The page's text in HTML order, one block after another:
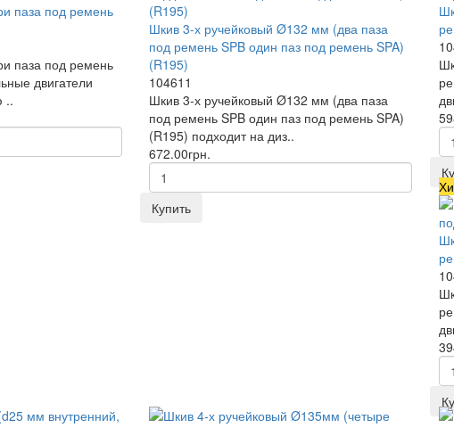
паза под ремень
паза под ремень
двигатели
..
Шкив 3-х ручейковый Ø132 мм (два паза
под ремень SPB один паз под ремень SPA)
(R195)
104611
Шкив 3-х ручейковый Ø132 мм (два паза
под ремень SPB один паз под ремень SPA)
(R195) подходит на диз..
672.00грн.
Купить